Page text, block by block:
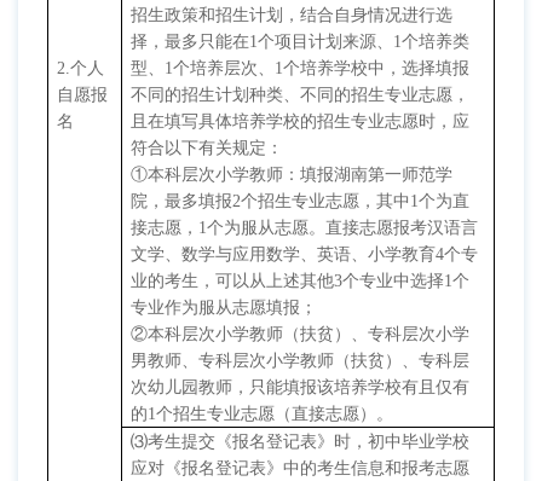
2.个人
自愿报
名
招生政策和招生计划，结合自身情况进行选
择，最多只能在1个项目计划来源、 1个培养类
型、 1个培养层次、 1个培养学校中，选择填报
不同的招生计划种类、不同的招生专业志愿，
且在填写具体培养学校的招生专业志愿时，应
符合以下有关规定：
①本科层次小学教师：填报湖南第一师范学
院，最多填报2个招生专业志愿，其中 1个为直
接志愿， 1个为服从志愿。直接志愿报考汉语言
文学、数学与应用数学、英语、小学教育4个专
业的考生，可以从上述其他3个专业中选择1个
专业作为服从志愿填报；
②本科层次小学教师（扶贫）、专科层次小学
男教师、专科层次小学教师（扶贫）、专科层
次幼儿园教师，只能填报该培养学校有且仅有
的1个招生专业志愿（直接志愿）。
⑶考生提交《报名登记表》时，初中毕业学校
应对《报名登记表》中的考生信息和报考志愿